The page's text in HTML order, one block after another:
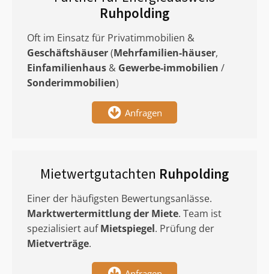
Ruhpolding
Oft im Einsatz für Privatimmobilien &
Geschäftshäuser(Mehrfamilien-häuser,
Einfamilienhaus & Gewerbe-immobilien /
Sonderimmobilien)
Anfragen
Mietwertgutachten Ruhpolding
Einer der häufigsten Bewertungsanlässe.
Marktwertermittlungder Miete. Team ist
spezialisiert aufMietspiegel. Prüfung der
Mietverträge.